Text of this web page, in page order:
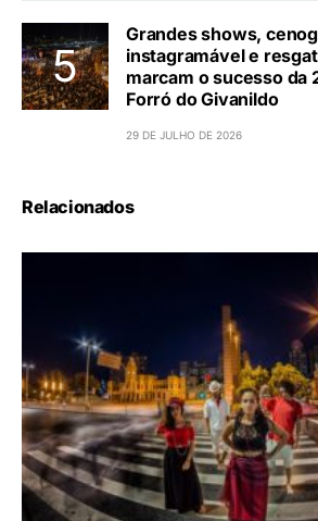
Grandes shows,
instagramável e
marcam o sucesso da
Forró do Givanildo
29 DE JULHO DE 2026
Relacionados